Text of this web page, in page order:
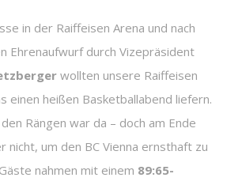
in der Raiffeisen Arena und nach
Ehrenaufwurf durch Vizepräsident
wollten unsere Raiffeisen
einen heißen Basketballabend liefern.
Rängen war da – doch am Ende
nicht, um den BC Vienna ernsthaft zu
nahmen mit einem 89:65-